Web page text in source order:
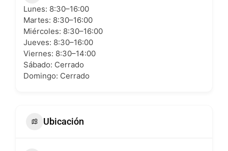
Lunes: 8:30–16:00
Martes: 8:30–16:00
Miércoles: 8:30–16:00
Jueves: 8:30–16:00
Viernes: 8:30–14:00
Sábado: Cerrado
Domingo: Cerrado
Ubicación